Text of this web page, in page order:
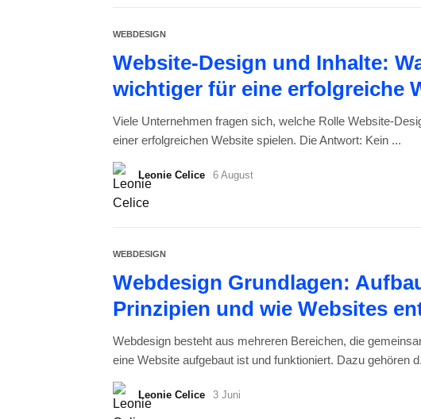
WEBDESIGN
Website-Design und Inhalte:
wichtiger für eine erfolgreiche
Viele Unternehmen fragen sich, welche Rolle Website-
einer erfolgreichen Website spielen. Die Antwort: Kein ...
Leonie Celice 6 August
WEBDESIGN
Webdesign Grundlagen:
Prinzipien und wie Websites
Webdesign besteht aus mehreren Bereichen, die
eine Website aufgebaut ist und funktioniert. Dazu gehören
Leonie Celice 3 Juni